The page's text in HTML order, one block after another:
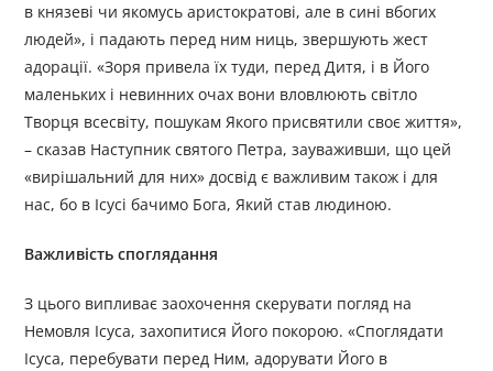
в князеві чи якомусь аристократові, але в сині вбогих
людей», і падають перед ним ниць, звершують жест
адорації. «Зоря привела їх туди, перед Дитя, і в Його
маленьких і невинних очах вони вловлюють світло
Творця всесвіту, пошукам Якого присвятили своє життя»,
– сказав Наступник святого Петра, зауваживши, що цей
«вирішальний для них» досвід є важливим також і для
нас, бо в Ісусі бачимо Бога, Який став людиною.
Важливість споглядання
З цього випливає заохочення скерувати погляд на
Немовля Ісуса, захопитися Його покорою. «Споглядати
Ісуса, перебувати перед Ним, адорувати Його в